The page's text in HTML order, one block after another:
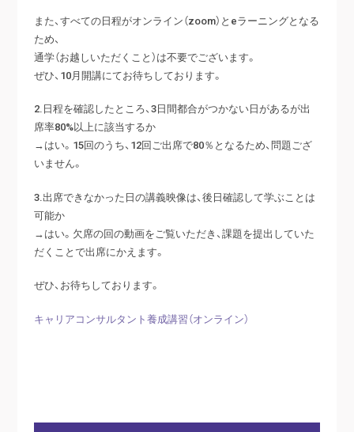
また、すべての日程がオンライン（zoom）とeラーニングとなる
ため、
通学（お越しいただくこと）は不要でございます。
ぜひ、10月開講にてお待ちしております。
2.日程を確認したところ、3日間都合がつかない日があるが出
席率80%以上に該当するか
→はい。15回のうち、12回ご出席で80％となるため、問題ござ
いません。
3.出席できなかった日の講義映像は、後日確認して学ぶことは
可能か
→はい。欠席の回の動画をご覧いただき、課題を提出していた
だくことで出席にかえます。
ぜひ、お待ちしております。
キャリアコンサルタント養成講習（オンライン）